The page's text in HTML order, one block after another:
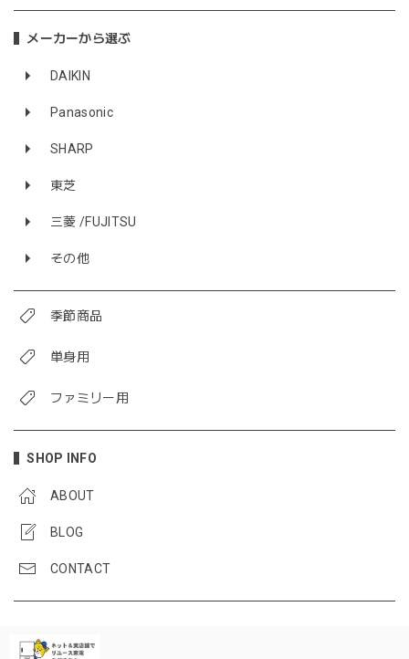
メーカーから選ぶ
DAIKIN
Panasonic
SHARP
東芝
三菱 /FUJITSU
その他
季節商品
単身用
ファミリー用
SHOP INFO
ABOUT
BLOG
CONTACT